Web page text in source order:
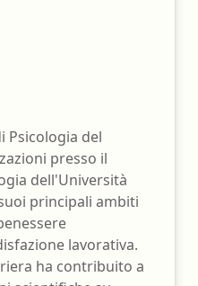
Psicologia del
presso il
dell'Università
principali ambiti
lavorativa.
ha contribuito a